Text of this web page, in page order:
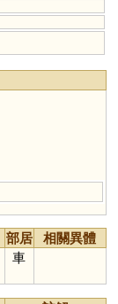
部居
相關異體
車